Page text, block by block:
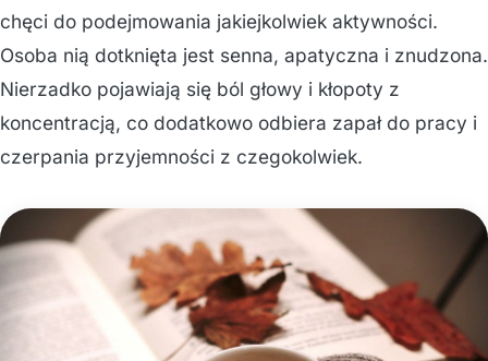
chęci do podejmowania jakiejkolwiek aktywności.
Osoba nią dotknięta jest senna, apatyczna i znudzona.
Nierzadko pojawiają się ból głowy i kłopoty z
koncentracją, co dodatkowo odbiera zapał do pracy i
czerpania przyjemności z czegokolwiek.